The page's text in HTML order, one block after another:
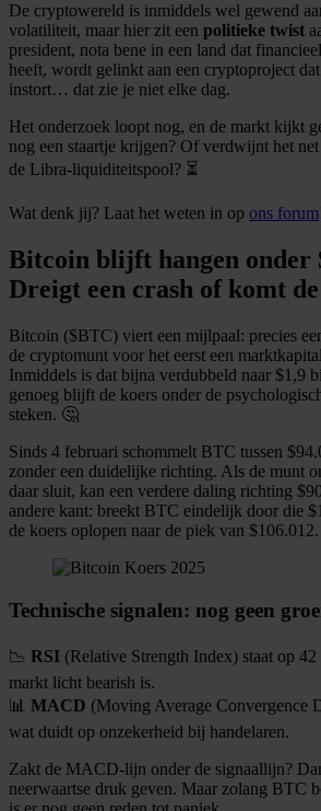
De cryptowereld is inmiddels wel gewend
volatiliteit, maar hier zit een politieke twist
president, nota bene in een land dat
heeft, wordt gelinkt aan een cryptoproject
instort… dat zie je niet elke dag.
Het onderzoek loopt nog, en de markt kijkt
nog een staartje krijgen? Of verdwijnt het
de Libra-liquiditeitspool? ⏳
Wat denk jij? Laat het weten in op ons forum
Bitcoin blijft hangen onder
Dreigt een crash of komt
Bitcoin ($BTC) viert een mijlpaal: precies
de cryptomunt voor het eerst een
Inmiddels is dat bijna verdubbeld naar $1,9
genoeg blijft de koers onder de
steken. 🤔
Sinds 4 februari schommelt BTC tussen
zonder een duidelijke richting. Als de munt
daar sluit, kan een verdere daling richting
andere kant: breekt BTC eindelijk door die
de koers oplopen naar de piek van $106.012.
Technische signalen: nog geen
📉 RSI (Relative Strength Index) staat op
markt licht bearish is.
📊 MACD (Moving Average Convergence
wat duidt op onzekerheid bij handelaren.
Zakt de MACD-lijn onder de signaallijn?
neerwaartse druk geven. Maar zolang BTC